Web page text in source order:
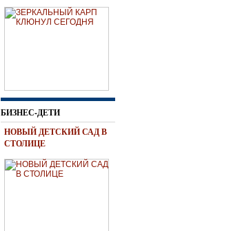
БИЗНЕС-ДЕТИ
НОВЫЙ ДЕТСКИЙ САД В
СТОЛИЦЕ